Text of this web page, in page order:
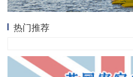
热门推荐